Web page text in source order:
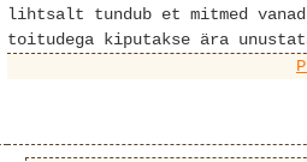
lihtsalt tundub et mitmed
toitudega kiputakse ära